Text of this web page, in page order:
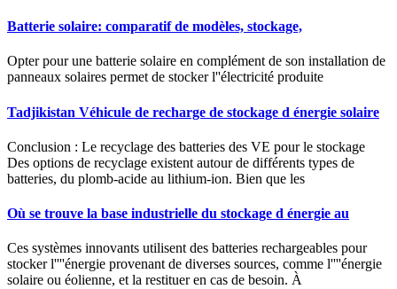
Batterie solaire: comparatif de modèles, stockage,
Opter pour une batterie solaire en complément de son installation de
panneaux solaires permet de stocker l''électricité produite
Tadjikistan Véhicule de recharge de stockage d énergie solaire
Conclusion : Le recyclage des batteries des VE pour le stockage
Des options de recyclage existent autour de différents types de
batteries, du plomb-acide au lithium-ion. Bien que les
Où se trouve la base industrielle du stockage d énergie au
Ces systèmes innovants utilisent des batteries rechargeables pour
stocker l''''énergie provenant de diverses sources, comme l''''énergie
solaire ou éolienne, et la restituer en cas de besoin. À